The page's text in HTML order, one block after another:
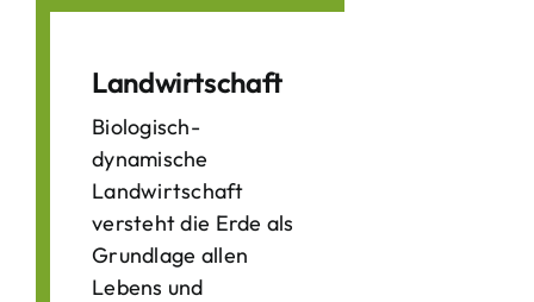
Landwirtschaft
Biologisch-
dynamische
Landwirtschaft
versteht die Erde als
Grundlage allen
Lebens und